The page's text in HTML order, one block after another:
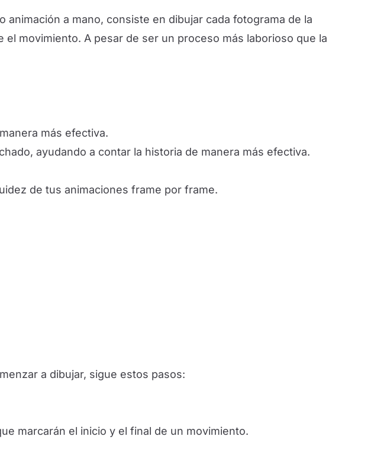
a mano, consiste en dibujar cada fotograma de la
movimiento. A pesar de ser un proceso más laborioso que la
más efectiva.
ayudando a contar la historia de manera más efectiva.
de tus animaciones frame por frame.
a dibujar, sigue estos pasos:
marcarán el inicio y el final de un movimiento.